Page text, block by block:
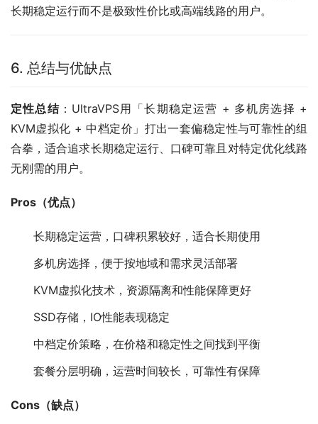
长期稳定运行而不是极致性价比或高端线路的用户。
6. 总结与优缺点
定性总结：UltraVPS用「长期稳定运营 + 多机房选择 +
KVM虚拟化 + 中档定价」打出一套偏稳定性与可靠性的组
合拳，适合追求长期稳定运行、口碑可靠且对特定优化线路
无刚需的用户。
Pros（优点）
长期稳定运营，口碑积累较好，适合长期使用
多机房选择，便于按地域和需求灵活部署
KVM虚拟化技术，资源隔离和性能保障更好
SSD存储，IO性能表现稳定
中档定价策略，在价格和稳定性之间找到平衡
套餐分层明确，运营时间较长，可靠性有保障
Cons（缺点）